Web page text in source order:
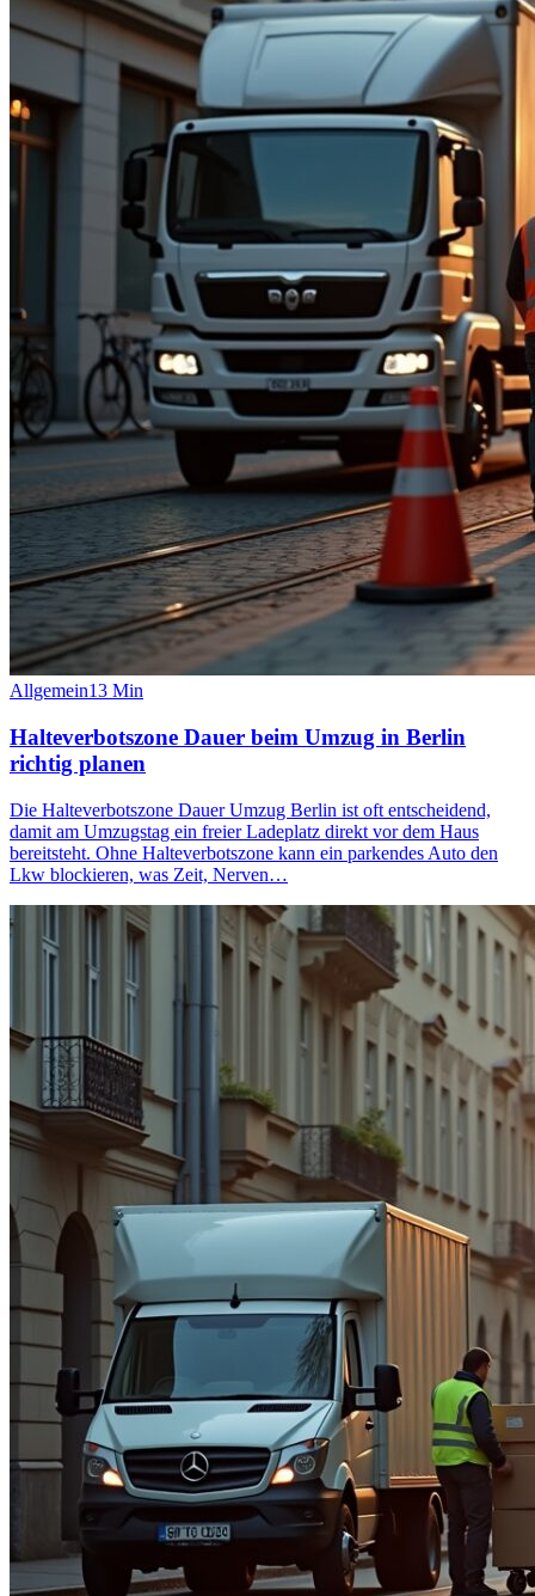
Allgemein13 Min
Halteverbotszone Dauer beim Umzug in Berlin
richtig planen
Die Halteverbotszone Dauer Umzug Berlin ist oft entscheidend,
damit am Umzugstag ein freier Ladeplatz direkt vor dem Haus
bereitsteht. Ohne Halteverbotszone kann ein parkendes Auto den
Lkw blockieren, was Zeit, Nerven…